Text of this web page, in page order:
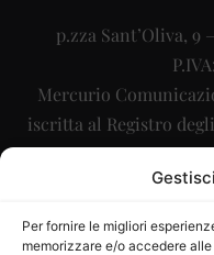
Per fornire le migliori
memorizzare e/o accedere
p.zza Sant’Oliva, 9
Mercurio
iscritta al Registro